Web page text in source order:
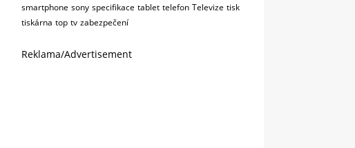
smartphone sony specifikace tablet telefon Televize tisk
tiskárna top tv zabezpečení
Reklama/Advertisement